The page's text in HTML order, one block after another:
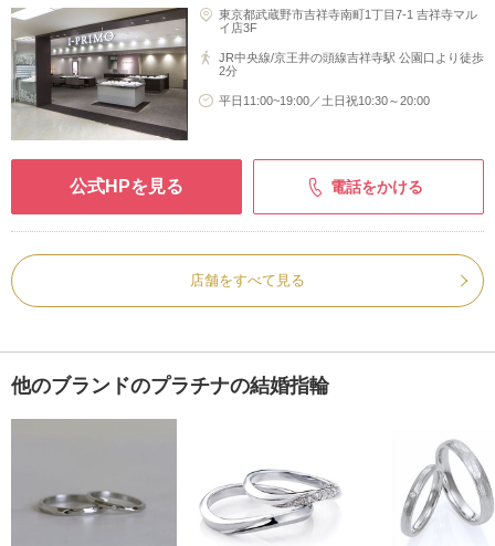
東京都武蔵野市吉祥寺南町1丁目7-1 吉祥寺マル
イ店3F
JR中央線/京王井の頭線吉祥寺駅 公園口より徒歩
2分
平日11:00~19:00／土日祝10:30～20:00
公式HPを見る 電話をかける
店舗をすべて見る
他のブランドのプラチナの結婚指輪